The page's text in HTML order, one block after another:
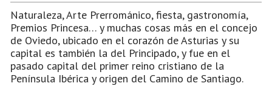
Naturaleza, Arte Prerrománico, fiesta, gastronomía,
Premios Princesa… y muchas cosas más en el concejo
de Oviedo, ubicado en el corazón de Asturias y su
capital es también la del Principado, y fue en el
pasado capital del primer reino cristiano de la
Península Ibérica y origen del Camino de Santiago.